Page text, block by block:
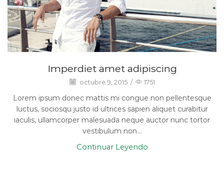
Imperdiet amet adipiscing
octubre 9, 2015 / 1751
Lorem ipsum donec mattis mi congue non pellentesque
luctus, sociosqu justo id ultrices sapien aliquet curabitur
iaculis, ullamcorper malesuada neque auctor nunc tortor
vestibulum non...
Continuar Leyendo